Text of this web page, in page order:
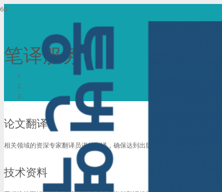
笔译服务
论文翻译
相关领域的资深专家翻译员进行翻译，确保达到出版级水平。
技术资料